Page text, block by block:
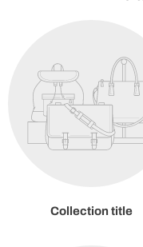
Collection title